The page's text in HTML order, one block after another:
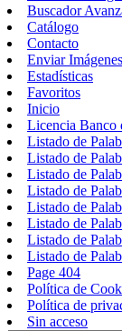
Buscador
Catálogo
Contacto
Enviar Imágenes
Estadísticas
Favoritos
Inicio
Licencia Banco
Listado de
Listado de
Listado de
Listado de
Listado de
Listado de
Listado de
Listado de
Page 404
Política de
Política de
Sin acceso